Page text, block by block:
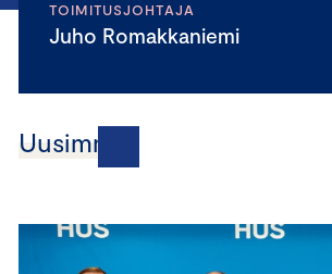
TOIMITUSJOHTAJA
Juho Romakkaniemi
Uusimmat